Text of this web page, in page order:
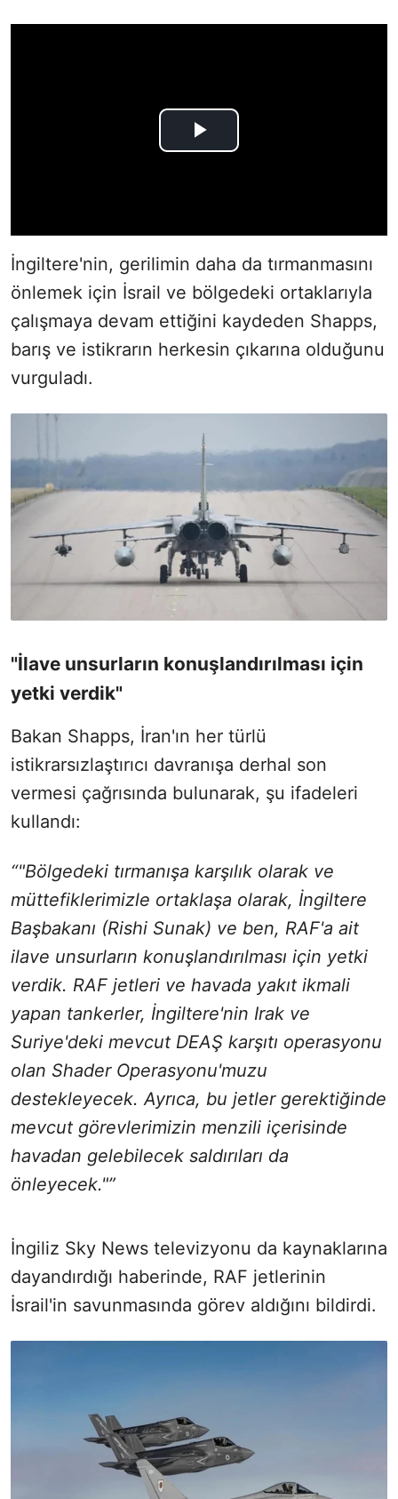
İngiltere'nin, gerilimin daha da tırmanmasını
önlemek için İsrail ve bölgedeki ortaklarıyla
çalışmaya devam ettiğini kaydeden Shapps,
barış ve istikrarın herkesin çıkarına olduğunu
vurguladı.
"İlave unsurların konuşlandırılması için
yetki verdik"
Bakan Shapps, İran'ın her türlü
istikrarsızlaştırıcı davranışa derhal son
vermesi çağrısında bulunarak, şu ifadeleri
kullandı:
“"Bölgedeki tırmanışa karşılık olarak ve
müttefiklerimizle ortaklaşa olarak, İngiltere
Başbakanı (Rishi Sunak) ve ben, RAF'a ait
ilave unsurların konuşlandırılması için yetki
verdik. RAF jetleri ve havada yakıt ikmali
yapan tankerler, İngiltere'nin Irak ve
Suriye'deki mevcut DEAŞ karşıtı operasyonu
olan Shader Operasyonu'muzu
destekleyecek. Ayrıca, bu jetler gerektiğinde
mevcut görevlerimizin menzili içerisinde
havadan gelebilecek saldırıları da
önleyecek."”
İngiliz Sky News televizyonu da kaynaklarına
dayandırdığı haberinde, RAF jetlerinin
İsrail'in savunmasında görev aldığını bildirdi.